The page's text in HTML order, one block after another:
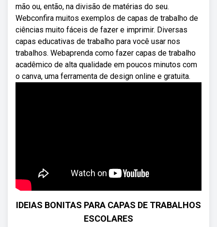
mão ou, então, na divisão de matérias do seu.
Webconfira muitos exemplos de capas de trabalho de
ciências muito fáceis de fazer e imprimir. Diversas
capas educativas de trabalho para você usar nos
trabalhos. Webaprenda como fazer capas de trabalho
acadêmico de alta qualidade em poucos minutos com
o canva, uma ferramenta de design online e gratuita.
IDEIAS BONITAS PARA CAPAS DE TRABALHOS
ESCOLARES